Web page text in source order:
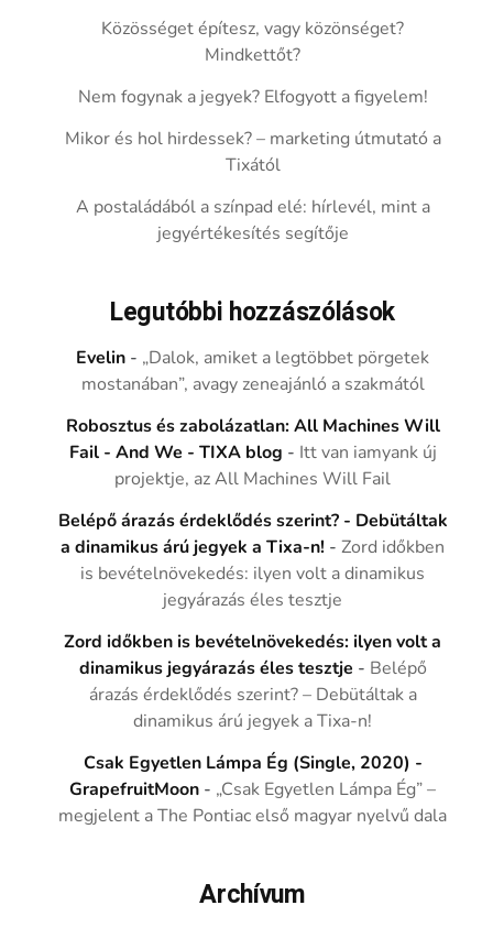
Közösséget építesz, vagy közönséget?
Mindkettőt?
Nem fogynak a jegyek? Elfogyott a figyelem!
Mikor és hol hirdessek? – marketing útmutató a
Tixától
A postaládából a színpad elé: hírlevél, mint a
jegyértékesítés segítője
Legutóbbi hozzászólások
Evelin - „Dalok, amiket a legtöbbet pörgetek
mostanában”, avagy zeneajánló a szakmától
Robosztus és zabolázatlan: All Machines Will
Fail - And We - TIXA blog - Itt van iamyank új
projektje, az All Machines Will Fail
Belépő árazás érdeklődés szerint? - Debütáltak
a dinamikus árú jegyek a Tixa-n! -Zord időkben
is bevételnövekedés: ilyen volt a dinamikus
jegyárazás éles tesztje
Zord időkben is bevételnövekedés: ilyen volt a
dinamikus jegyárazás éles tesztje - Belépő
árazás érdeklődés szerint? – Debütáltak a
dinamikus árú jegyek a Tixa-n!
Csak Egyetlen Lámpa Ég (Single, 2020) -
GrapefruitMoon - „Csak Egyetlen Lámpa Ég” –
megjelent a The Pontiac első magyar nyelvű dala
Archívum